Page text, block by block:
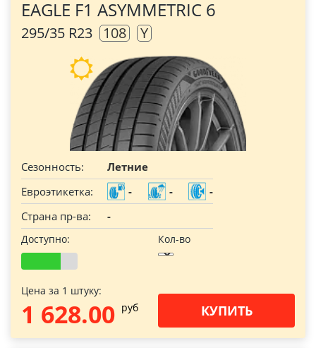
EAGLE F1 ASYMMETRIC 6
295/35 R23 108 Y
Сезонность:
Летние
Евроэтикетка:
- -
-
Страна пр-ва:
-
Доступно: Кол-во
Цена за 1 штуку:
1 628.00 pуб КУПИТЬ